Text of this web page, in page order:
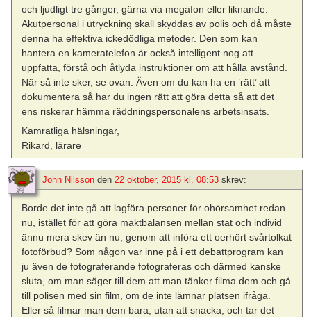
och ljudligt tre gånger, gärna via megafon eller liknande.
Akutpersonal i utryckning skall skyddas av polis och då måste
denna ha effektiva ickedödliga metoder. Den som kan
hantera en kameratelefon är också intelligent nog att
uppfatta, förstå och åtlyda instruktioner om att hålla avstånd.
När så inte sker, se ovan. Även om du kan ha en ’rätt’ att
dokumentera så har du ingen rätt att göra detta så att det
ens riskerar hämma räddningspersonalens arbetsinsats.
Kamratliga hälsningar,
Rikard, lärare
John Nilsson den 22 oktober, 2015 kl. 08:53 skrev:
Borde det inte gå att lagföra personer för ohörsamhet redan
nu, istället för att göra maktbalansen mellan stat och individ
ännu mera skev än nu, genom att införa ett oerhört svårtolkat
fotoförbud? Som någon var inne på i ett debattprogram kan
ju även de fotograferande fotograferas och därmed kanske
sluta, om man säger till dem att man tänker filma dem och gå
till polisen med sin film, om de inte lämnar platsen ifråga.
Eller så filmar man dem bara, utan att snacka, och tar det